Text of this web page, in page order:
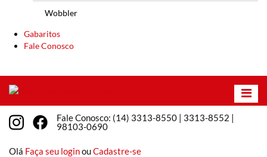
Wobbler
Gabaritos
Fale Conosco
Fale Conosco: (14) 3313-8550 | 3313-8552 |
98103-0690
Olá Faça seu loginouCadastre-se